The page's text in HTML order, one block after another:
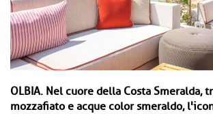
OLBIA. Nel cuore della Costa Smeralda,
mozzafiato e acque color smeraldo,